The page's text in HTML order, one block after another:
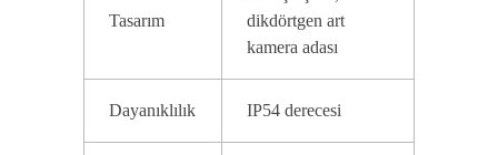
Tasarım
dikdörtgen art
kamera adası
Dayanıklılık IP54 derecesi